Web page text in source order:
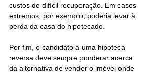
custos de difícil recuperação. Em casos
extremos, por exemplo, poderia levar à
perda da casa do hipotecado.
Por fim, o candidato a uma hipoteca
reversa deve sempre ponderar acerca
da alternativa de vender o imóvel onde